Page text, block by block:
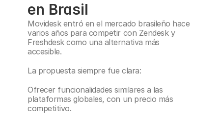
en Brasil
Movidesk entró en el mercado brasileño hace
varios años para competir con Zendesk y
Freshdesk como una alternativa más
accesible.
La propuesta siempre fue clara:
Ofrecer funcionalidades similares a las
plataformas globales, con un precio más
competitivo.